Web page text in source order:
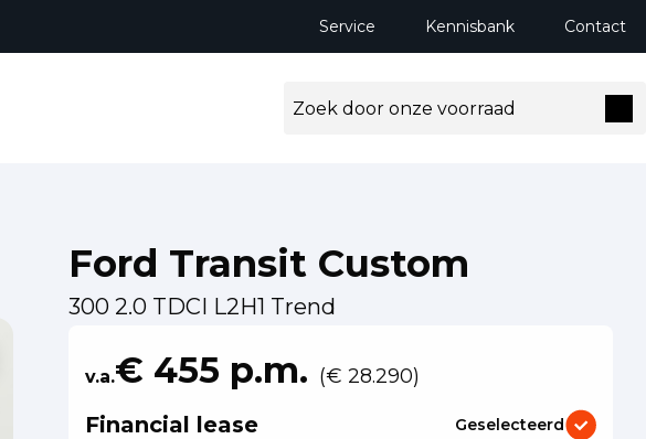
Service Kennisbank Contact
Ford Transit Custom
300 2.0 TDCI L2H1 Trend
v.a.€ 455 p.m. (€ 28.290)
Financial lease
Geselecteerd